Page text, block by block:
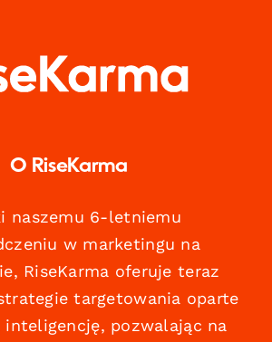
O RiseKarma
naszemu 6-letniemu
w marketingu na
RiseKarma oferuje teraz
targetowania oparte
inteligencję, pozwalając na